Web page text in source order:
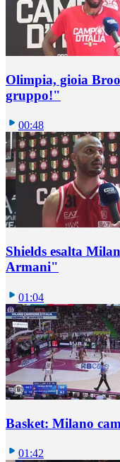
Olimpia, gioia
gruppo!"
00:48
Shields esalta
Armani"
01:04
Basket: Milano
01:42